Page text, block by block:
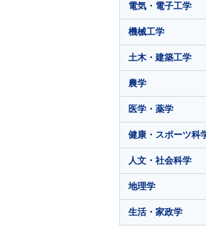
電気・電子工学
機械工学
土木・建築工学
農学
医学・薬学
健康・スポーツ科
人文・社会科学
地理学
生活・家政学